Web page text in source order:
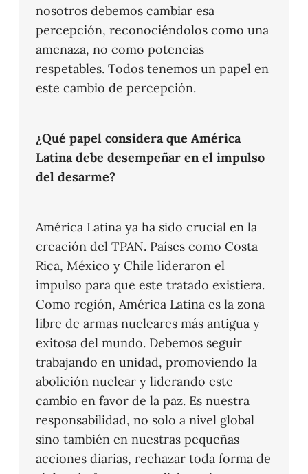
nosotros debemos cambiar esa
percepción, reconociéndolos como una
amenaza, no como potencias
respetables. Todos tenemos un papel en
este cambio de percepción.
¿Qué papel considera que América
Latina debe desempeñar en el impulso
del desarme?
América Latina ya ha sido crucial en la
creación del TPAN. Países como Costa
Rica, México y Chile lideraron el
impulso para que este tratado existiera.
Como región, América Latina es la zona
libre de armas nucleares más antigua y
exitosa del mundo. Debemos seguir
trabajando en unidad, promoviendo la
abolición nuclear y liderando este
cambio en favor de la paz. Es nuestra
responsabilidad, no solo a nivel global
sino también en nuestras pequeñas
acciones diarias, rechazar toda forma de